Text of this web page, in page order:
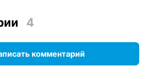
4
комментарий